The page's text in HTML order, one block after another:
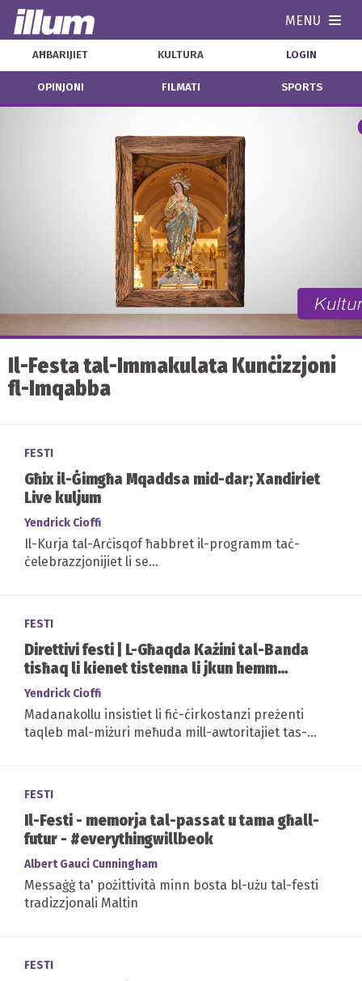
MENU
AĦBARIJIET KULTURA LOGIN
OPINJONI FILMATI SPORTS
Il-Festa tal-Immakulata Kunċizzjoni
fl-Imqabba
FESTI
Għix il-Ġimgħa Mqaddsa mid-dar; Xandiriet
Live kuljum
Yendrick Cioffi
I​l-Kurja tal-Arċisqof ħabbret il-programm taċ-
ċelebrazzjonijiet li se...
FESTI
Direttivi festi | L-Għaqda Każini tal-Banda
tisħaq li kienet tistenna li jkun hemm
djalogu magħha
Yendrick Cioffi
Madanakollu insistiet li fiċ-ċirkostanzi preżenti
taqleb mal-miżuri meħuda mill-awtoritajiet tas-
FESTI
Il-Festi - memorja tal-passat u tama għall-
futur - #everythingwillbeok
Albert Gauci Cunningham
Messaġġ ta' pożittività minn bosta bl-użu tal-festi
tradizzjonali Maltin
FESTI